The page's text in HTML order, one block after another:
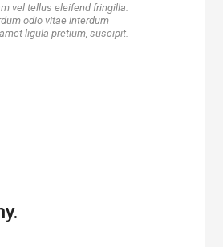
vel tellus eleifend fringilla.
odio vitae interdum
ligula pretium, suscipit.